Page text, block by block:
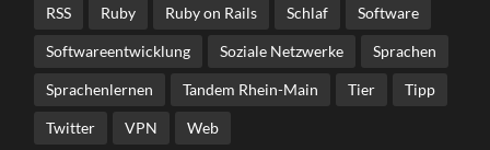
RSS Ruby Ruby on Rails Schlaf Software
Softwareentwicklung Soziale Netzwerke Sprachen
Sprachenlernen Tandem Rhein-Main Tier Tipp
Twitter VPN Web